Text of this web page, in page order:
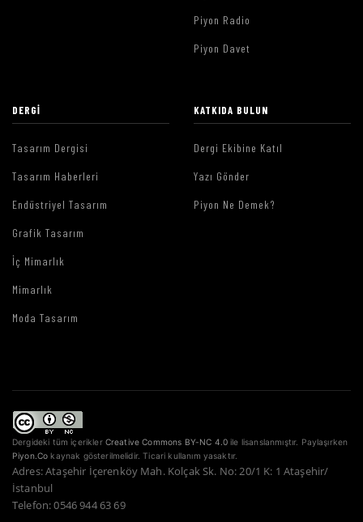
Piyon Radio
Piyon Davet
DERGI
Tasarım Dergisi
Tasarım Haberleri
Endüstriyel Tasarım
Grafik Tasarım
İç Mimarlık
Mimarlık
Moda Tasarım
KATKIDA BULUN
Dergi Ekibine Katıl
Yazı Gönder
Piyon Ne Demek?
Dergideki tüm içerikler Creative Commons BY-NC 4.0 ile lisanslanmıştır. Paylaşırken
Piyon.Co kaynak gösterilmelidir. Ticari kullanım yasaktır.
Adres: Ataşehir İçerenköy Mah. Kolçak Sk. No: 20/1 K: 1 Ataşehir/
İstanbul
Telefon: 0546 944 63 69